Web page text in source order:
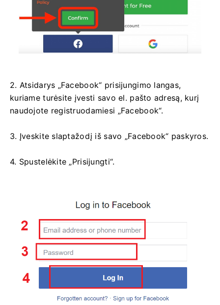
2. Atsidarys „Facebook“ prisijungimo langas,
kuriame turėsite įvesti savo el. pašto adresą, kurį
naudojote registruodamiesi „Facebook“.
3. Įveskite slaptažodį iš savo „Facebook“ paskyros.
4. Spustelėkite „Prisijungti“.